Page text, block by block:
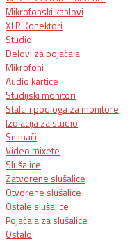
Mikrofonski kablovi
XLR Konektori
Studio
Delovi za pojačala
Mikrofoni
Audio kartice
Studijski monitori
Stalci i podloga za monitore
Izolacija za studio
Snimači
Video mixete
Slušalice
Zatvorene slušalice
Otvorene slušalice
Ostale slušalice
Pojačala za slušalice
Ostalo